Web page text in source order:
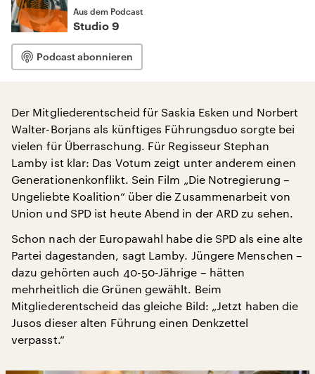
Aus dem Podcast
Studio 9
Podcast abonnieren
Der Mitgliederentscheid für Saskia Esken und Norbert
Walter-Borjans als künftiges Führungsduo sorgte bei
vielen für Überraschung. Für Regisseur Stephan
Lamby ist klar: Das Votum zeigt unter anderem einen
Generationenkonflikt. Sein Film „Die Notregierung –
Ungeliebte Koalition“ über die Zusammenarbeit von
Union und SPD ist heute Abend in der ARD zu sehen.
Schon nach der Europawahl habe die SPD als eine alte
Partei dagestanden, sagt Lamby. Jüngere Menschen –
dazu gehörten auch 40-50-Jährige – hätten
mehrheitlich die Grünen gewählt. Beim
Mitgliederentscheid das gleiche Bild: „Jetzt haben die
Jusos dieser alten Führung einen Denkzettel
verpasst.“